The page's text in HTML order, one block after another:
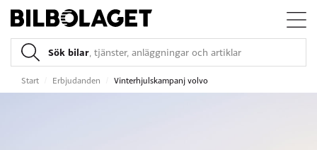
Sök bilar, tjänster, anläggningar och artiklar
Start Erbjudanden Vinterhjulskampanj volvo